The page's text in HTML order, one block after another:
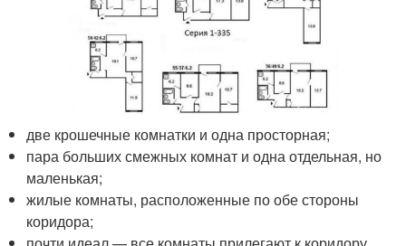
две крошечные комнатки и одна просторная;
пара больших смежных комнат и одна отдельная, но
маленькая;
жилые комнаты, расположенные по обе стороны
коридора;